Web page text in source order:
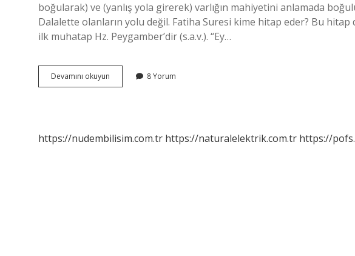
boğularak) ve (yanlış yola girerek) varlığın mahiyetini anlamada
Dalalette olanların yolu değil. Fatiha Suresi kime hitap eder? Bu
ilk muhatap Hz. Peygamber’dir (s.a.v.). “Ey…
Devamını okuyun
Suresindeki
8 Yorum
https://nudembilisim.com.tr https://naturalelektrik.com.tr https://